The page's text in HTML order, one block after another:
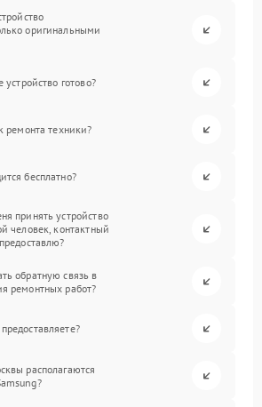
оригинальными
готово?
ремонта техники?
бесплатно?
принять устройство
человек, контактный
обратную связь в
ремонтных работ?
располагаются